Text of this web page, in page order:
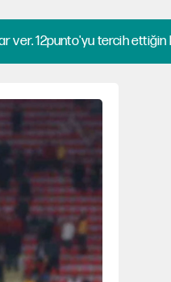
ver. 12punto'yu tercih ettiğin